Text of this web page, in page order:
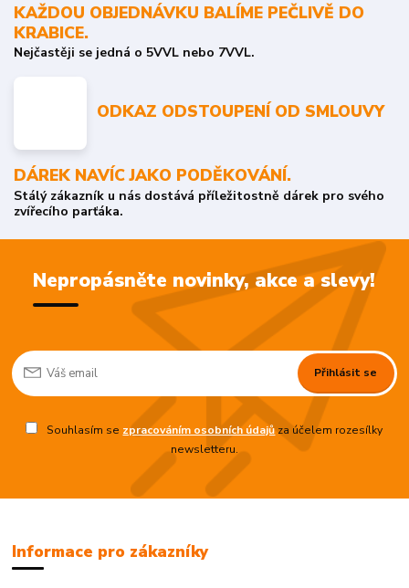
KAŽDOU OBJEDNÁVKU BALÍME PEČLIVĚ DO
KRABICE.
Nejčastěji se jedná o 5VVL nebo 7VVL.
ODKAZ ODSTOUPENÍ OD SMLOUVY
DÁREK NAVÍC JAKO PODĚKOVÁNÍ.
Stálý zákazník u nás dostává příležitostně dárek pro svého
zvířecího parťáka.
Nepropásněte novinky, akce a slevy!
Přihlásit se
Souhlasím se zpracováním osobních údajůza účelem rozesílky
newsletteru.
Informace pro zákazníky